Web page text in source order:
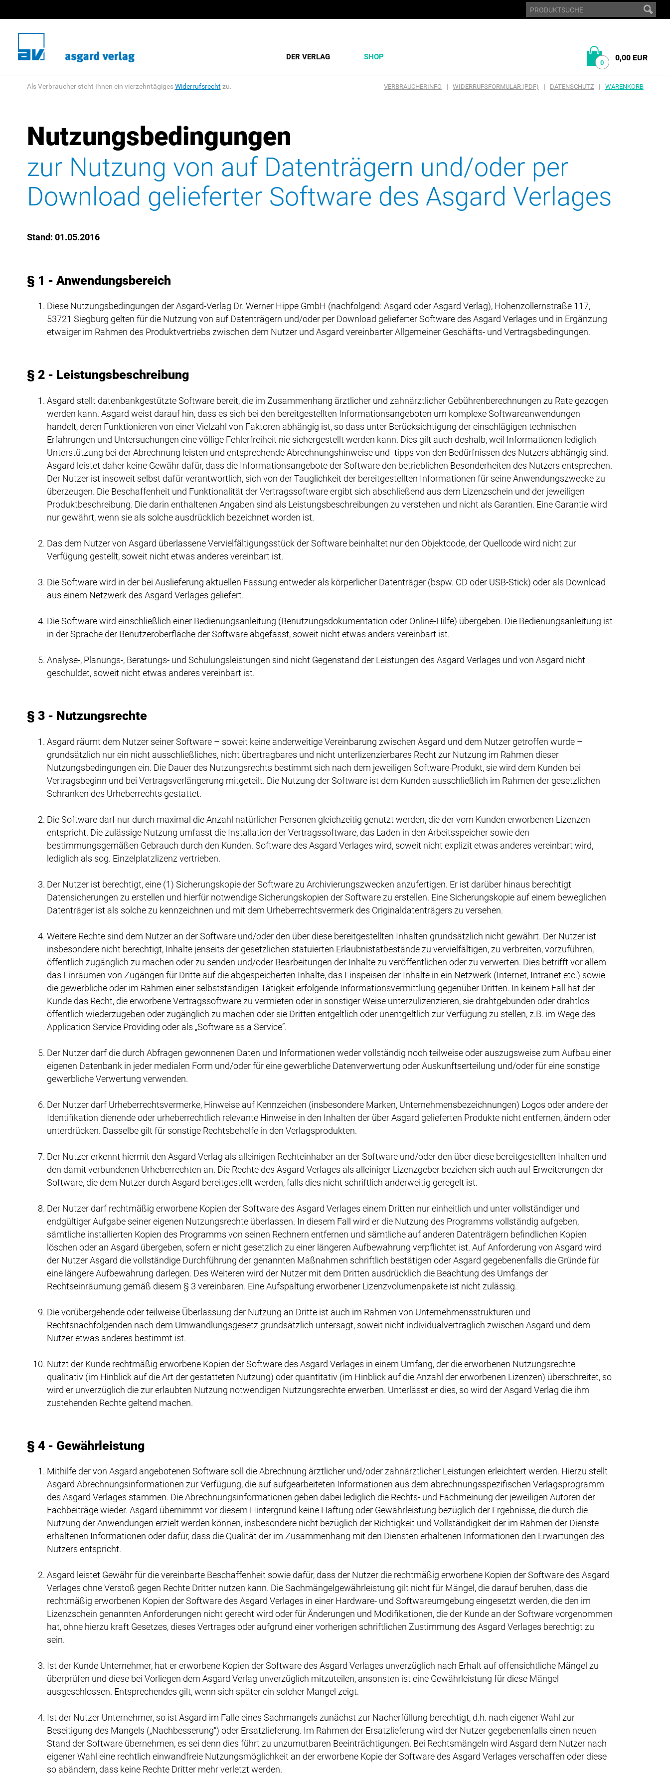
DER VERLAG SHOP
0 0,00 EUR
Als Verbraucher steht Ihnen ein vierzehntägigesWiderrufsrecht zu. VERBRAUCHERINFO | WIDERRUFSFORMULAR (PDF) | DATENSCHUTZ | WARENKORB
Nutzungsbedingungen
zur Nutzung von auf Datenträgern und/oder per
Download gelieferter Software des Asgard Verlages
Stand: 01.05.2016
§ 1 - Anwendungsbereich
Diese Nutzungsbedingungen der Asgard-Verlag Dr. Werner Hippe GmbH (nachfolgend: Asgard oder Asgard Verlag), Hohenzollernstraße 117,
53721 Siegburg gelten für die Nutzung von auf Datenträgern und/oder per Download gelieferter Software des Asgard Verlages und in Ergänzung
etwaiger im Rahmen des Produktvertriebs zwischen dem Nutzer und Asgard vereinbarter Allgemeiner Geschäfts- und Vertragsbedingungen.
§ 2 - Leistungsbeschreibung
Asgard stellt datenbankgestützte Software bereit, die im Zusammenhang ärztlicher und zahnärztlicher Gebührenberechnungen zu Rate gezogen
werden kann. Asgard weist darauf hin, dass es sich bei den bereitgestellten Informationsangeboten um komplexe Softwareanwendungen
handelt, deren Funktionieren von einer Vielzahl von Faktoren abhängig ist, so dass unter Berücksichtigung der einschlägigen technischen
Erfahrungen und Untersuchungen eine völlige Fehlerfreiheit nie sichergestellt werden kann. Dies gilt auch deshalb, weil Informationen lediglich
Unterstützung bei der Abrechnung leisten und entsprechende Abrechnungshinweise und -tipps von den Bedürfnissen des Nutzers abhängig sind.
Asgard leistet daher keine Gewähr dafür, dass die Informationsangebote der Software den betrieblichen Besonderheiten des Nutzers entsprechen.
Der Nutzer ist insoweit selbst dafür verantwortlich, sich von der Tauglichkeit der bereitgestellten Informationen für seine Anwendungszwecke zu
überzeugen. Die Beschaffenheit und Funktionalität der Vertragssoftware ergibt sich abschließend aus dem Lizenzschein und der jeweiligen
Produktbeschreibung. Die darin enthaltenen Angaben sind als Leistungsbeschreibungen zu verstehen und nicht als Garantien. Eine Garantie wird
nur gewährt, wenn sie als solche ausdrücklich bezeichnet worden ist.
Das dem Nutzer von Asgard überlassene Vervielfältigungsstück der Software beinhaltet nur den Objektcode, der Quellcode wird nicht zur
Verfügung gestellt, soweit nicht etwas anderes vereinbart ist.
Die Software wird in der bei Auslieferung aktuellen Fassung entweder als körperlicher Datenträger (bspw. CD oder USB-Stick) oder als Download
aus einem Netzwerk des Asgard Verlages geliefert.
Die Software wird einschließlich einer Bedienungsanleitung (Benutzungsdokumentation oder Online-Hilfe) übergeben. Die Bedienungsanleitung ist
in der Sprache der Benutzeroberfläche der Software abgefasst, soweit nicht etwas anders vereinbart ist.
Analyse-, Planungs-, Beratungs- und Schulungsleistungen sind nicht Gegenstand der Leistungen des Asgard Verlages und von Asgard nicht
geschuldet, soweit nicht etwas anderes vereinbart ist.
§ 3 - Nutzungsrechte
Asgard räumt dem Nutzer seiner Software – soweit keine anderweitige Vereinbarung zwischen Asgard und dem Nutzer getroffen wurde –
grundsätzlich nur ein nicht ausschließliches, nicht übertragbares und nicht unterlizenzierbares Recht zur Nutzung im Rahmen dieser
Nutzungsbedingungen ein. Die Dauer des Nutzungsrechts bestimmt sich nach dem jeweiligen Software-Produkt, sie wird dem Kunden bei
Vertragsbeginn und bei Vertragsverlängerung mitgeteilt. Die Nutzung der Software ist dem Kunden ausschließlich im Rahmen der gesetzlichen
Schranken des Urheberrechts gestattet.
Die Software darf nur durch maximal die Anzahl natürlicher Personen gleichzeitig genutzt werden, die der vom Kunden erworbenen Lizenzen
entspricht. Die zulässige Nutzung umfasst die Installation der Vertragssoftware, das Laden in den Arbeitsspeicher sowie den
bestimmungsgemäßen Gebrauch durch den Kunden. Software des Asgard Verlages wird, soweit nicht explizit etwas anderes vereinbart wird,
lediglich als sog. Einzelplatzlizenz vertrieben.
Der Nutzer ist berechtigt, eine (1) Sicherungskopie der Software zu Archivierungszwecken anzufertigen. Er ist darüber hinaus berechtigt
Datensicherungen zu erstellen und hierfür notwendige Sicherungskopien der Software zu erstellen. Eine Sicherungskopie auf einem beweglichen
Datenträger ist als solche zu kennzeichnen und mit dem Urheberrechtsvermerk des Originaldatenträgers zu versehen.
Weitere Rechte sind dem Nutzer an der Software und/oder den über diese bereitgestellten Inhalten grundsätzlich nicht gewährt. Der Nutzer ist
insbesondere nicht berechtigt, Inhalte jenseits der gesetzlichen statuierten Erlaubnistatbestände zu vervielfältigen, zu verbreiten, vorzuführen,
öffentlich zugänglich zu machen oder zu senden und/oder Bearbeitungen der Inhalte zu veröffentlichen oder zu verwerten. Dies betrifft vor allem
das Einräumen von Zugängen für Dritte auf die abgespeicherten Inhalte, das Einspeisen der Inhalte in ein Netzwerk (Internet, Intranet etc.) sowie
die gewerbliche oder im Rahmen einer selbstständigen Tätigkeit erfolgende Informationsvermittlung gegenüber Dritten. In keinem Fall hat der
Kunde das Recht, die erworbene Vertragssoftware zu vermieten oder in sonstiger Weise unterzulizenzieren, sie drahtgebunden oder drahtlos
öffentlich wiederzugeben oder zugänglich zu machen oder sie Dritten entgeltlich oder unentgeltlich zur Verfügung zu stellen, z.B. im Wege des
Application Service Providing oder als „Software as a Service“.
Der Nutzer darf die durch Abfragen gewonnenen Daten und Informationen weder vollständig noch teilweise oder auszugsweise zum Aufbau einer
eigenen Datenbank in jeder medialen Form und/oder für eine gewerbliche Datenverwertung oder Auskunftserteilung und/oder für eine sonstige
gewerbliche Verwertung verwenden.
Der Nutzer darf Urheberrechtsvermerke, Hinweise auf Kennzeichen (insbesondere Marken, Unternehmensbezeichnungen) Logos oder andere der
Identifikation dienende oder urheberrechtlich relevante Hinweise in den Inhalten der über Asgard gelieferten Produkte nicht entfernen, ändern oder
unterdrücken. Dasselbe gilt für sonstige Rechtsbehelfe in den Verlagsprodukten.
Der Nutzer erkennt hiermit den Asgard Verlag als alleinigen Rechteinhaber an der Software und/oder den über diese bereitgestellten Inhalten und
den damit verbundenen Urheberrechten an. Die Rechte des Asgard Verlages als alleiniger Lizenzgeber beziehen sich auch auf Erweiterungen der
Software, die dem Nutzer durch Asgard bereitgestellt werden, falls dies nicht schriftlich anderweitig geregelt ist.
Der Nutzer darf rechtmäßig erworbene Kopien der Software des Asgard Verlages einem Dritten nur einheitlich und unter vollständiger und
endgültiger Aufgabe seiner eigenen Nutzungsrechte überlassen. In diesem Fall wird er die Nutzung des Programms vollständig aufgeben,
sämtliche installierten Kopien des Programms von seinen Rechnern entfernen und sämtliche auf anderen Datenträgern befindlichen Kopien
löschen oder an Asgard übergeben, sofern er nicht gesetzlich zu einer längeren Aufbewahrung verpflichtet ist. Auf Anforderung von Asgard wird
der Nutzer Asgard die vollständige Durchführung der genannten Maßnahmen schriftlich bestätigen oder Asgard gegebenenfalls die Gründe für
eine längere Aufbewahrung darlegen. Des Weiteren wird der Nutzer mit dem Dritten ausdrücklich die Beachtung des Umfangs der
Rechtseinräumung gemäß diesem § 3 vereinbaren. Eine Aufspaltung erworbener Lizenzvolumenpakete ist nicht zulässig.
Die vorübergehende oder teilweise Überlassung der Nutzung an Dritte ist auch im Rahmen von Unternehmensstrukturen und
Rechtsnachfolgenden nach dem Umwandlungsgesetz grundsätzlich untersagt, soweit nicht individualvertraglich zwischen Asgard und dem
Nutzer etwas anderes bestimmt ist.
Nutzt der Kunde rechtmäßig erworbene Kopien der Software des Asgard Verlages in einem Umfang, der die erworbenen Nutzungsrechte
qualitativ (im Hinblick auf die Art der gestatteten Nutzung) oder quantitativ (im Hinblick auf die Anzahl der erworbenen Lizenzen) überschreitet, so
wird er unverzüglich die zur erlaubten Nutzung notwendigen Nutzungsrechte erwerben. Unterlässt er dies, so wird der Asgard Verlag die ihm
zustehenden Rechte geltend machen.
§ 4 - Gewährleistung
Mithilfe der von Asgard angebotenen Software soll die Abrechnung ärztlicher und/oder zahnärztlicher Leistungen erleichtert werden. Hierzu stellt
Asgard Abrechnungsinformationen zur Verfügung, die auf aufgearbeiteten Informationen aus dem abrechnungsspezifischen Verlagsprogramm
des Asgard Verlages stammen. Die Abrechnungsinformationen geben dabei lediglich die Rechts- und Fachmeinung der jeweiligen Autoren der
Fachbeiträge wieder. Asgard übernimmt vor diesem Hintergrund keine Haftung oder Gewährleistung bezüglich der Ergebnisse, die durch die
Nutzung der Anwendungen erzielt werden können, insbesondere nicht bezüglich der Richtigkeit und Vollständigkeit der im Rahmen der Dienste
erhaltenen Informationen oder dafür, dass die Qualität der im Zusammenhang mit den Diensten erhaltenen Informationen den Erwartungen des
Nutzers entspricht.
Asgard leistet Gewähr für die vereinbarte Beschaffenheit sowie dafür, dass der Nutzer die rechtmäßig erworbene Kopien der Software des Asgard
Verlages ohne Verstoß gegen Rechte Dritter nutzen kann. Die Sachmängelgewährleistung gilt nicht für Mängel, die darauf beruhen, dass die
rechtmäßig erworbenen Kopien der Software des Asgard Verlages in einer Hardware- und Softwareumgebung eingesetzt werden, die den im
Lizenzschein genannten Anforderungen nicht gerecht wird oder für Änderungen und Modifikationen, die der Kunde an der Software vorgenommen
hat, ohne hierzu kraft Gesetzes, dieses Vertrages oder aufgrund einer vorherigen schriftlichen Zustimmung des Asgard Verlages berechtigt zu
sein.
Ist der Kunde Unternehmer, hat er erworbene Kopien der Software des Asgard Verlages unverzüglich nach Erhalt auf offensichtliche Mängel zu
überprüfen und diese bei Vorliegen dem Asgard Verlag unverzüglich mitzuteilen, ansonsten ist eine Gewährleistung für diese Mängel
ausgeschlossen. Entsprechendes gilt, wenn sich später ein solcher Mangel zeigt.
Ist der Nutzer Unternehmer, so ist Asgard im Falle eines Sachmangels zunächst zur Nacherfüllung berechtigt, d.h. nach eigener Wahl zur
Beseitigung des Mangels („Nachbesserung“) oder Ersatzlieferung. Im Rahmen der Ersatzlieferung wird der Nutzer gegebenenfalls einen neuen
Stand der Software übernehmen, es sei denn dies führt zu unzumutbaren Beeinträchtigungen. Bei Rechtsmängeln wird Asgard dem Nutzer nach
eigener Wahl eine rechtlich einwandfreie Nutzungsmöglichkeit an der erworbene Kopie der Software des Asgard Verlages verschaffen oder diese
so abändern, dass keine Rechte Dritter mehr verletzt werden.